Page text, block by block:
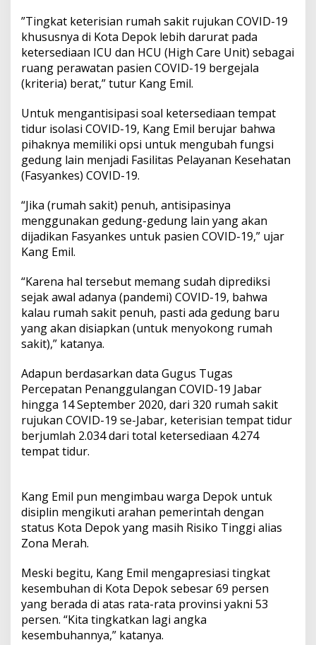
”Tingkat keterisian rumah sakit rujukan COVID-19
khususnya di Kota Depok lebih darurat pada
ketersediaan ICU dan HCU (High Care Unit) sebagai
ruang perawatan pasien COVID-19 bergejala
(kriteria) berat,” tutur Kang Emil.
Untuk mengantisipasi soal ketersediaan tempat
tidur isolasi COVID-19, Kang Emil berujar bahwa
pihaknya memiliki opsi untuk mengubah fungsi
gedung lain menjadi Fasilitas Pelayanan Kesehatan
(Fasyankes) COVID-19.
“Jika (rumah sakit) penuh, antisipasinya
menggunakan gedung-gedung lain yang akan
dijadikan Fasyankes untuk pasien COVID-19,” ujar
Kang Emil.
“Karena hal tersebut memang sudah diprediksi
sejak awal adanya (pandemi) COVID-19, bahwa
kalau rumah sakit penuh, pasti ada gedung baru
yang akan disiapkan (untuk menyokong rumah
sakit),” katanya.
Adapun berdasarkan data Gugus Tugas
Percepatan Penanggulangan COVID-19 Jabar
hingga 14 September 2020, dari 320 rumah sakit
rujukan COVID-19 se-Jabar, keterisian tempat tidur
berjumlah 2.034 dari total ketersediaan 4.274
tempat tidur.
Kang Emil pun mengimbau warga Depok untuk
disiplin mengikuti arahan pemerintah dengan
status Kota Depok yang masih Risiko Tinggi alias
Zona Merah.
Meski begitu, Kang Emil mengapresiasi tingkat
kesembuhan di Kota Depok sebesar 69 persen
yang berada di atas rata-rata provinsi yakni 53
persen. “Kita tingkatkan lagi angka
kesembuhannya,” katanya.